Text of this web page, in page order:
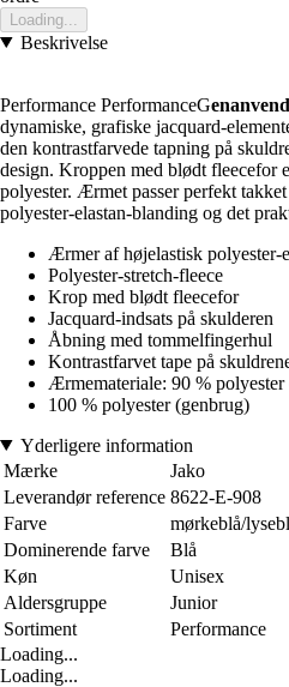
Loading...
Beskrivelse
Performance PerformanceG
dynamiske, grafiske jacquard-
den kontrastfarvede tapning på
design. Kroppen med blødt fleecefor
polyester. Ærmet passer perfekt
polyester-elastan-blanding og det
Ærmer af højelastisk polyester-
Polyester-stretch-fleece
Krop med blødt fleecefor
Jacquard-indsats på skulderen
Åbning med tommelfingerhul
Kontrastfarvet tape på
Ærmemateriale: 90 % polyester
100 % polyester (genbrug)
Yderligere information
Mærke
Jako
Leverandør reference 8622-E-908
Farve
mørkeblå/
Dominerende farve
Blå
Køn
Unisex
Aldersgruppe
Junior
Sortiment
Performance
Loading...
Loading...